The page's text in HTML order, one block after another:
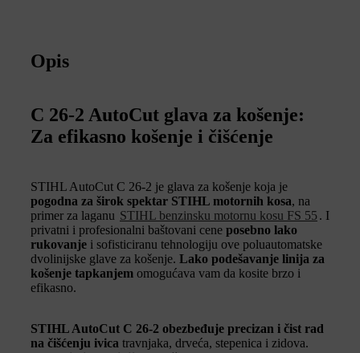
Opis
C 26-2 AutoCut glava za košenje:
Za efikasno košenje i čišćenje
STIHL AutoCut C 26-2 je glava za košenje koja je
pogodna za širok spektar STIHL motornih kosa, na
primer za laganu STIHL benzinsku motornu kosu FS 55 . I
privatni i profesionalni baštovani cene posebno lako
rukovanje i sofisticiranu tehnologiju ove poluautomatske
dvolinijske glave za košenje. Lako podešavanje linija za
košenje tapkanjem omogućava vam da kosite brzo i
efikasno.
STIHL AutoCut C 26-2 obezbeđuje precizan i čist rad
na čišćenju ivica travnjaka, drveća, stepenica i zidova.